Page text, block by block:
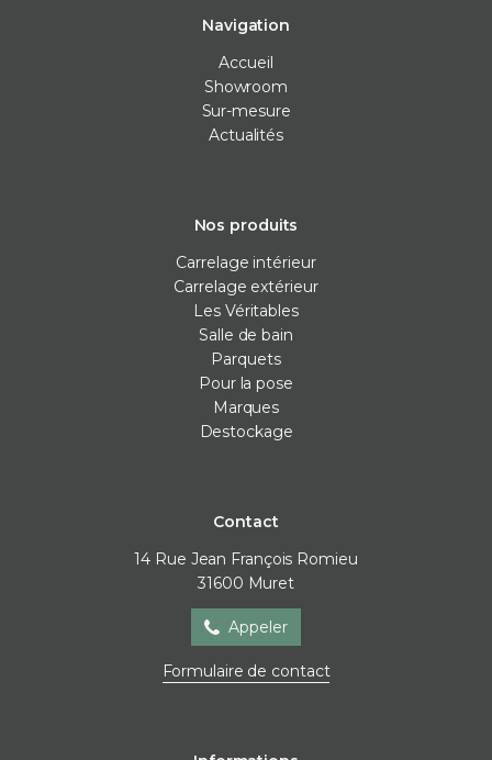
Navigation
Accueil
Showroom
Sur-mesure
Actualités
Nos produits
Carrelage intérieur
Carrelage extérieur
Les Véritables
Salle de bain
Parquets
Pour la pose
Marques
Destockage
Contact
14 Rue Jean François Romieu
31600 Muret
Appeler
Formulaire de contact